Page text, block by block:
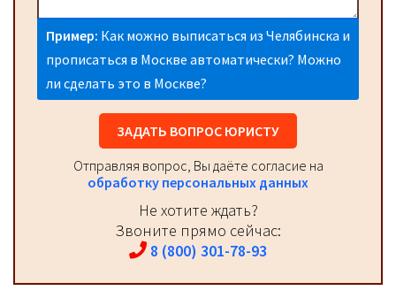
Пример: Как можно выписаться из Челябинска и
прописаться в Москве автоматически? Можно
ли сделать это в Москве?
ЗАДАТЬ ВОПРОС ЮРИСТУ
Отправляя вопрос, Вы даёте согласие на
обработку персональных данных
Не хотите ждать?
Звоните прямо сейчас:
8 (800) 301-78-93